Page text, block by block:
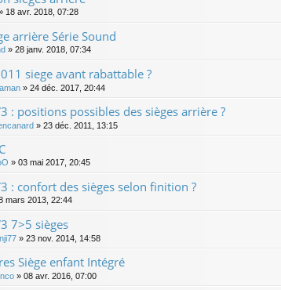
18 avr. 2018, 07:28
arrière Série Sound
» 28 janv. 2018, 07:34
siege avant rabattable ?
» 24 déc. 2017, 20:44
: positions possibles des sièges arrière ?
» 23 déc. 2011, 13:15
» 03 mai 2017, 20:45
: confort des sièges selon finition ?
mars 2013, 22:44
7>5 sièges
» 23 nov. 2014, 14:58
Siège enfant Intégré
» 08 avr. 2016, 07:00